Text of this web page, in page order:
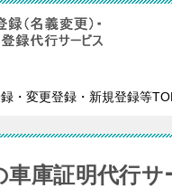
・変更登録・新規登録等
車庫証明代行